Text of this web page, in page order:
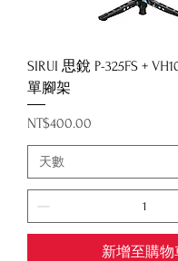
SIRUI 思銳 P-325FS +
單腳架
價格
NT$400.00
新增至購物